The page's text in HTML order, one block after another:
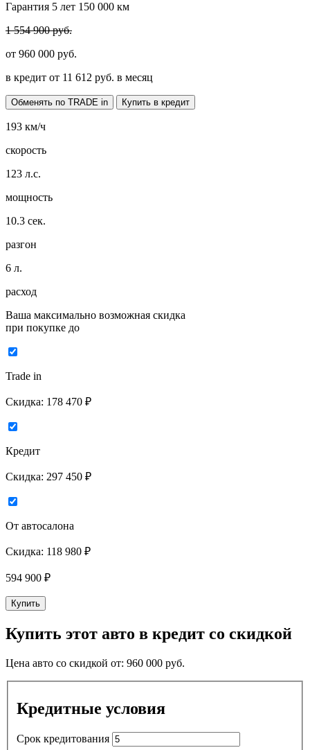
Гарантия 5 лет 150 000 км
1 554 900 руб.
от 960 000 руб.
в кредит от 11 612 руб. в месяц
Обменять по TRADE in Купить в кредит
193 км/ч
скорость
123 л.с.
мощность
10.3 сек.
разгон
6 л.
расход
Ваша максимально возможная скидка
при покупке до
Trade in
Скидка: 178 470 ₽
Кредит
Скидка: 297 450 ₽
От автосалона
Скидка: 118 980 ₽
594 900 ₽
Купить
Купить этот авто в кредит со скидкой
Цена авто со скидкой от: 960 000 руб.
Кредитные условия
Срок кредитования